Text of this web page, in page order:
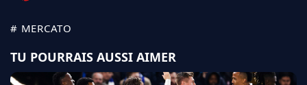
# MERCATO
TU POURRAIS AUSSI AIMER